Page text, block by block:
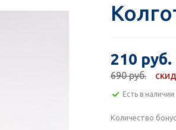
210 руб.
690 руб.
Есть в наличии
Количество